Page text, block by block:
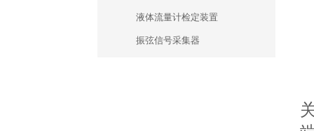
液体流量计检定装置
振弦信号采集器